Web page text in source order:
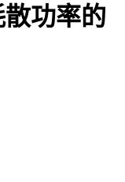
功率的